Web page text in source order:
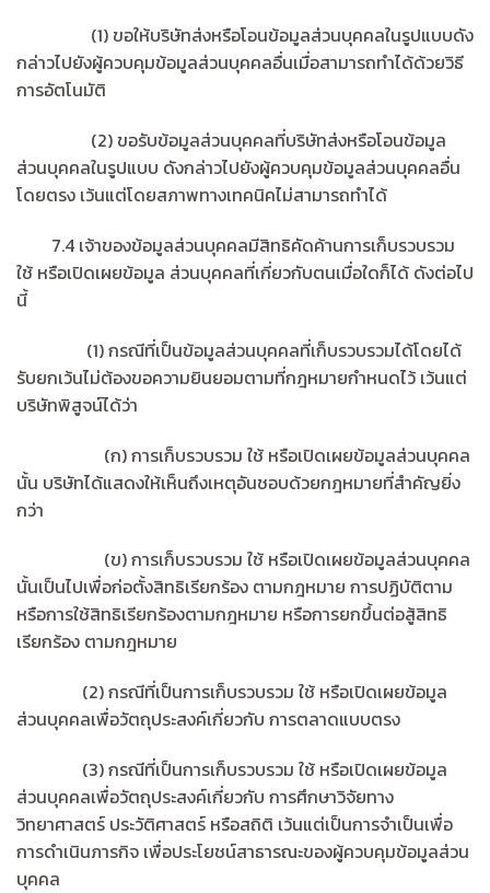
(1) ขอให้บริษัทส่งหรือโอนข้อมูลส่วนบุคคลในรูปแบบดัง
กล่าวไปยังผู้ควบคุมข้อมูลส่วนบุคคลอื่นเมื่อสามารถทำได้ด้วยวิธี
การอัตโนมัติ
(2) ขอรับข้อมูลส่วนบุคคลที่บริษัทส่งหรือโอนข้อมูล
ส่วนบุคคลในรูปแบบ ดังกล่าวไปยังผู้ควบคุมข้อมูลส่วนบุคคลอื่น
โดยตรง เว้นแต่โดยสภาพทางเทคนิคไม่สามารถทำได้
7.4 เจ้าของข้อมูลส่วนบุคคลมีสิทธิคัดค้านการเก็บรวบรวม
ใช้ หรือเปิดเผยข้อมูล ส่วนบุคคลที่เกี่ยวกับตนเมื่อใดก็ได้ ดังต่อไป
นี้
(1) กรณีที่เป็นข้อมูลส่วนบุคคลที่เก็บรวบรวมได้โดยได้
รับยกเว้นไม่ต้องขอความยินยอมตามที่กฎหมายกำหนดไว้ เว้นแต่
บริษัทพิสูจน์ได้ว่า
(ก) การเก็บรวบรวม ใช้ หรือเปิดเผยข้อมูลส่วนบุคคล
นั้น บริษัทได้แสดงให้เห็นถึงเหตุอันชอบด้วยกฎหมายที่สำคัญยิ่ง
กว่า
(ข) การเก็บรวบรวม ใช้ หรือเปิดเผยข้อมูลส่วนบุคคล
นั้นเป็นไปเพื่อก่อตั้งสิทธิเรียกร้อง ตามกฎหมาย การปฏิบัติตาม
หรือการใช้สิทธิเรียกร้องตามกฎหมาย หรือการยกขึ้นต่อสู้สิทธิ
เรียกร้อง ตามกฎหมาย
(2) กรณีที่เป็นการเก็บรวบรวม ใช้ หรือเปิดเผยข้อมูล
ส่วนบุคคลเพื่อวัตถุประสงค์เกี่ยวกับ การตลาดแบบตรง
(3) กรณีที่เป็นการเก็บรวบรวม ใช้ หรือเปิดเผยข้อมูล
ส่วนบุคคลเพื่อวัตถุประสงค์เกี่ยวกับ การศึกษาวิจัยทาง
วิทยาศาสตร์ ประวัติศาสตร์ หรือสถิติ เว้นแต่เป็นการจำเป็นเพื่อ
การดำเนินภารกิจ เพื่อประโยชน์สาธารณะของผู้ควบคุมข้อมูลส่วน
บุคคล